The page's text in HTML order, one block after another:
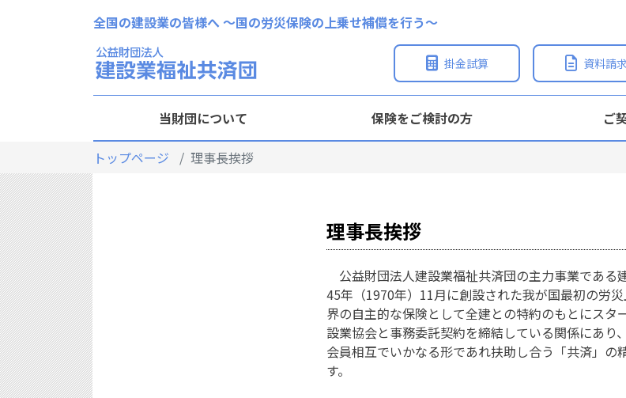
全国の建設業の皆様へ 〜国の労災保険の上乗せ補償を行う〜
掛金試算 資料請求
当財団について 保険をご検討の方 ご
トップページ 理事長挨拶
理事長挨拶
公益財団法人建設業福祉共済団の主力事業である
45年（1970年）11月に創設された我が国最初の労
界の自主的な保険として全建との特約のもとにスタ
設業協会と事務委託契約を締結している関係にあり
会員相互でいかなる形であれ扶助し合う「共済」の
す。